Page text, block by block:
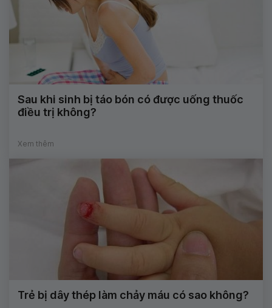
Sau khi sinh bị táo bón có được uống thuốc
điều trị không?
Xem thêm
Trẻ bị dây thép làm chảy máu có sao không?